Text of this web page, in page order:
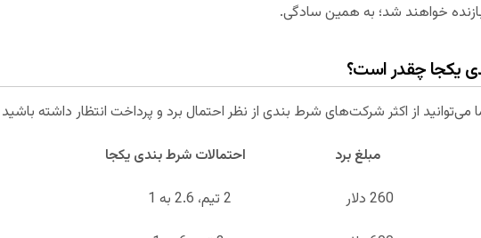
خواهند شد؛ به همین سادگی.
یکجا چقدر است؟
می‌توانید از اکثر شرکت‌های شرط بندی از نظر احتمال برد و پرداخت انتظار داشته
برد احتمالات شرط بندی یکجا